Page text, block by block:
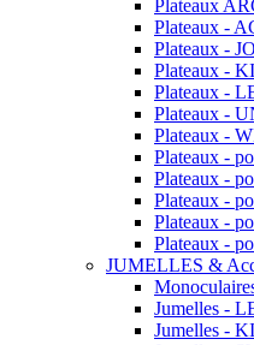
Plateaux
Plateaux -
Plateaux -
Plateaux -
Plateaux -
Plateaux -
Plateaux -
Plateaux -
Plateaux -
Plateaux -
Plateaux -
Plateaux -
JUMELLES &
Jumelles -
Jumelles -